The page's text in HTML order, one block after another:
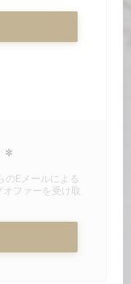
*
のEメールによる
ファーを受け取